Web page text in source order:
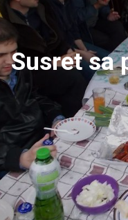
Susret sa